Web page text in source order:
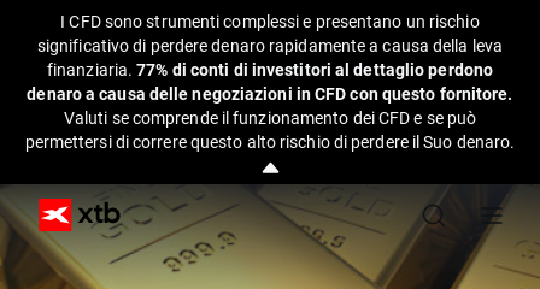
I CFD sono strumenti complessi e presentano un rischio
significativo di perdere denaro rapidamente a causa della leva
finanziaria.77% di conti di investitori al dettaglio perdono
denaro a causa delle negoziazioni in CFD con questo fornitore.
Valuti se comprende il funzionamento dei CFD e se può
permettersi di correre questo alto rischio di perdere il Suo denaro.